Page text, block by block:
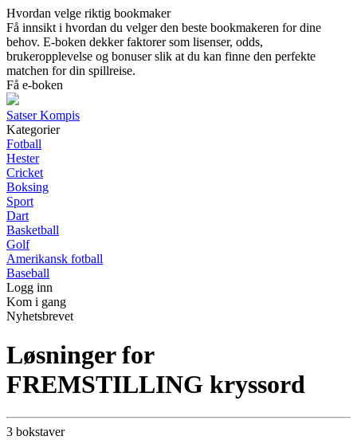
Hvordan velge riktig bookmaker
Få innsikt i hvordan du velger den beste bookmakeren for dine
behov. E-boken dekker faktorer som lisenser, odds,
brukeropplevelse og bonuser slik at du kan finne den perfekte
matchen for din spillreise.
Få e-boken
Satser Kompis
Kategorier
Fotball
Hester
Cricket
Boksing
Sport
Dart
Basketball
Golf
Amerikansk fotball
Baseball
Logg inn
Kom i gang
Nyhetsbrevet
Løsninger for
FREMSTILLING kryssord
3 bokstaver